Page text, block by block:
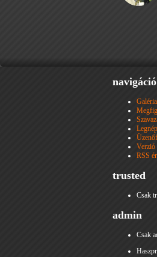
navigáció
Galéria
Verzió
RSS
trusted
Csak
admin
Csak